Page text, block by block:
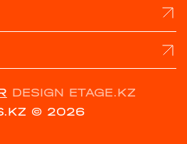
DESIGN ETAGE.KZ
© 2026